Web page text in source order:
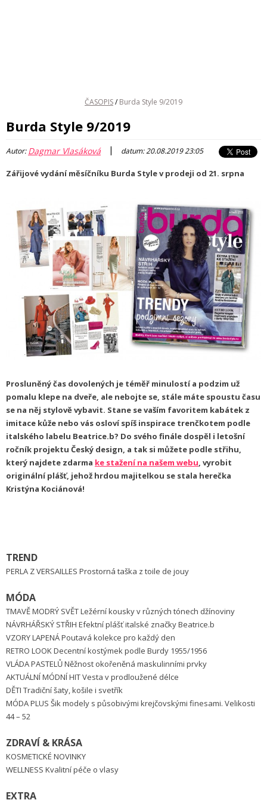
ČASOPIS/ Burda Style 9/2019
Burda Style 9/2019
Autor:Dagmar Vlasáková | datum: 20.08.2019 23:05
Zářijové vydání měsíčníku Burda Style v prodeji od 21. srpna
Prosluněný čas dovolených je téměř minulostí a podzim už
pomalu klepe na dveře, ale nebojte se, stále máte spoustu času
se na něj stylově vybavit. Stane se vaším favoritem kabátek z
imitace kůže nebo vás osloví spíš inspirace trenčkotem podle
italského labelu Beatrice.b? Do svého finále dospěl i letošní
ročník projektu Český design, a tak si můžete podle střihu,
který najdete zdarma ke stažení na našem webu, vyrobit
originální plášť, jehož hrdou majitelkou se stala herečka
Kristýna Kociánová!
TREND
PERLA Z VERSAILLES Prostorná taška z toile de jouy
MÓDA
TMAVĚ MODRÝ SVĚT Ležérní kousky v různých tónech džínoviny
NÁVRHÁŘSKÝ STŘIH Efektní plášť italské značky Beatrice.b
VZORY LAPENÁ Poutavá kolekce pro každý den
RETRO LOOK Decentní kostýmek podle Burdy 1955/1956
VLÁDA PASTELŮ Něžnost okořeněná maskulinními prvky
AKTUÁLNÍ MÓDNÍ HIT Vesta v prodloužené délce
DĚTI Tradiční šaty, košile i svetřík
MÓDA PLUS Šik modely s působivými krejčovskými finesami. Velikosti
44 – 52
ZDRAVÍ & KRÁSA
KOSMETICKÉ NOVINKY
WELLNESS Kvalitní péče o vlasy
EXTRA